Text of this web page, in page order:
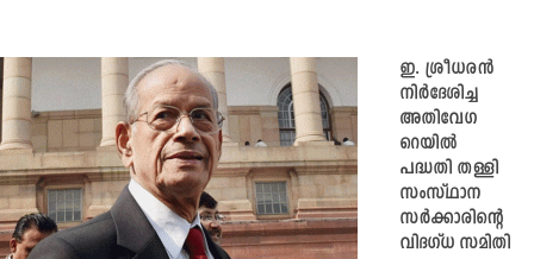
ഇ. ശ്രീധരൻ
നിർദേശിച്ച
അതിവേഗ
റെയിൽ
പദ്ധതി തള്ളി
സംസ്ഥാന
സർക്കാരിന്റെ
വിദഗ്ധ സമിതി